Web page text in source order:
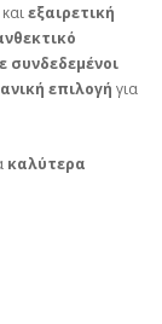
καιεξαιρετική
συνδεδεμένοι
επιλογή για
καλύτερα